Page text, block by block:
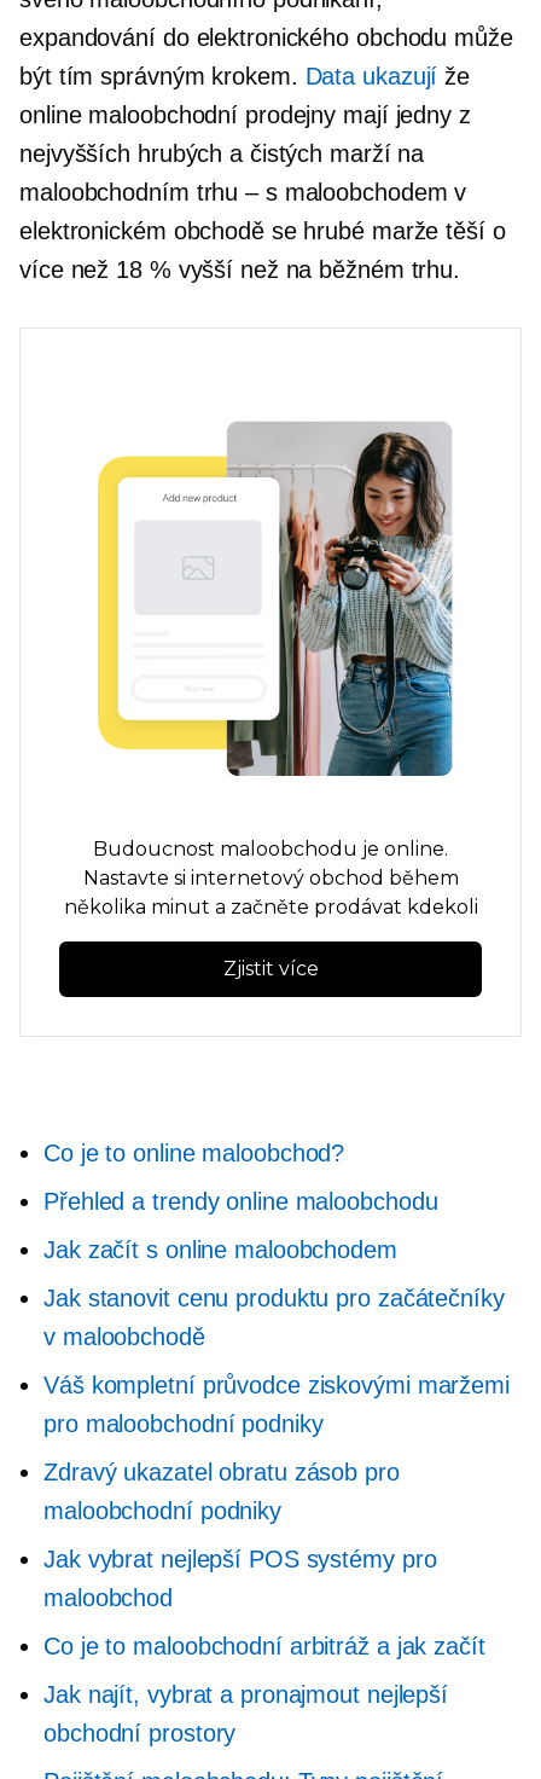
expandování do elektronického obchodu může
být tím správným krokem. Data ukazují že
online maloobchodní prodejny mají jedny z
nejvyšších hrubých a čistých marží na
maloobchodním trhu – s maloobchodem v
elektronickém obchodě se hrubé marže těší o
více než 18 % vyšší než na běžném trhu.
Budoucnost maloobchodu je online.
Nastavte si internetový obchod během
několika minut a začněte prodávat kdekoli
Zjistit více
Co je to online maloobchod?
Přehled a trendy online maloobchodu
Jak začít s online maloobchodem
Jak stanovit cenu produktu pro začátečníky
v maloobchodě
Váš kompletní průvodce ziskovými maržemi
pro maloobchodní podniky
Zdravý ukazatel obratu zásob pro
maloobchodní podniky
Jak vybrat nejlepší POS systémy pro
maloobchod
Co je to maloobchodní arbitráž a jak začít
Jak najít, vybrat a pronajmout nejlepší
obchodní prostory